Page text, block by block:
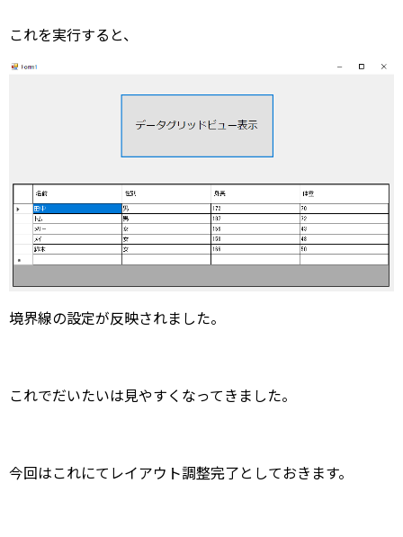
これを実行すると、
境界線の設定が反映されました。
これでだいたいは見やすくなってきました。
今回はこれにてレイアウト調整完了としておきます。